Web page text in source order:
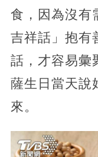
食，因為沒有
吉祥話」抱有
話，才容易彙
薩生日當天說
來。